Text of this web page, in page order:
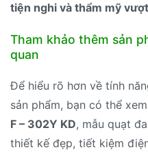
tiện nghi và thẩm mỹ
Tham khảo thêm sản
quan
Để hiểu rõ hơn về tính
sản phẩm, bạn có thể
F – 302Y KD, mẫu quạt
thiết kế đẹp, tiết kiệm